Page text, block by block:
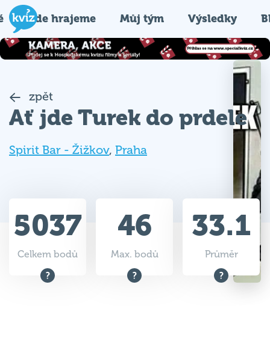
Kde hrajeme Můj tým Výsledky
zpět
Ať jde Turek do prdele
Spirit Bar - Žižkov, Praha
5037
Celkem bodů
46
Max. bodů
33.1
Průměr